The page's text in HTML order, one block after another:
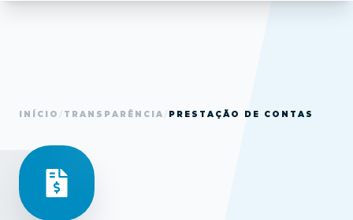
INÍCIO TRANSPARÊNCIA PRESTAÇÃO DE CONTAS